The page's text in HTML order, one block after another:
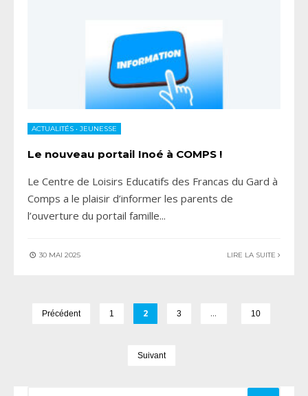
ACTUALITÉS • JEUNESSE
Le nouveau portail Inoé à COMPS !
Le Centre de Loisirs Educatifs des Francas du Gard à
Comps a le plaisir d’informer les parents de
l’ouverture du portail famille...
30 MAI 2025 LIRE LA SUITE
Précédent 1 2 3 … 10
Suivant